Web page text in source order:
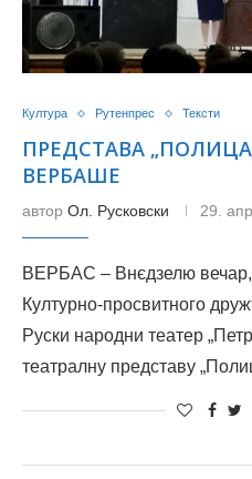
Култура Рутенпрес Тексти
ПРЕДСТАВА
ВЕРБАШЕ
автор Ол. Русковски 29.
ВЕРБАС – Внєдзелю
Културно-просвитного
Руски народни театер
театралну представу